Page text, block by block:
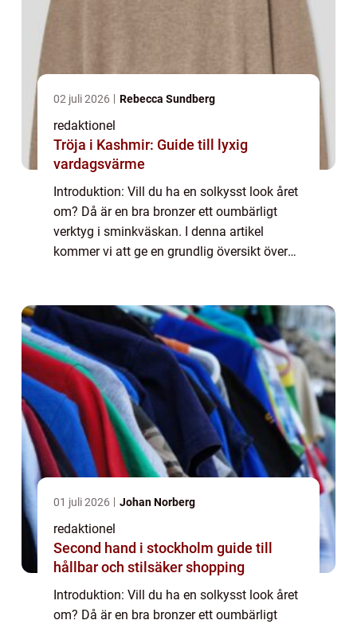
02 juli 2026 Rebecca Sundberg
redaktionel
Tröja i Kashmir: Guide till lyxig
vardagsvärme
Introduktion: Vill du ha en solkysst look året
om? Då är en bra bronzer ett oumbärligt
verktyg i sminkväskan. I denna artikel
kommer vi att ge en grundlig översikt över
01 juli 2026 Johan Norberg
redaktionel
Second hand i stockholm guide till
hållbar och stilsäker shopping
Introduktion: Vill du ha en solkysst look året
om? Då är en bra bronzer ett oumbärligt